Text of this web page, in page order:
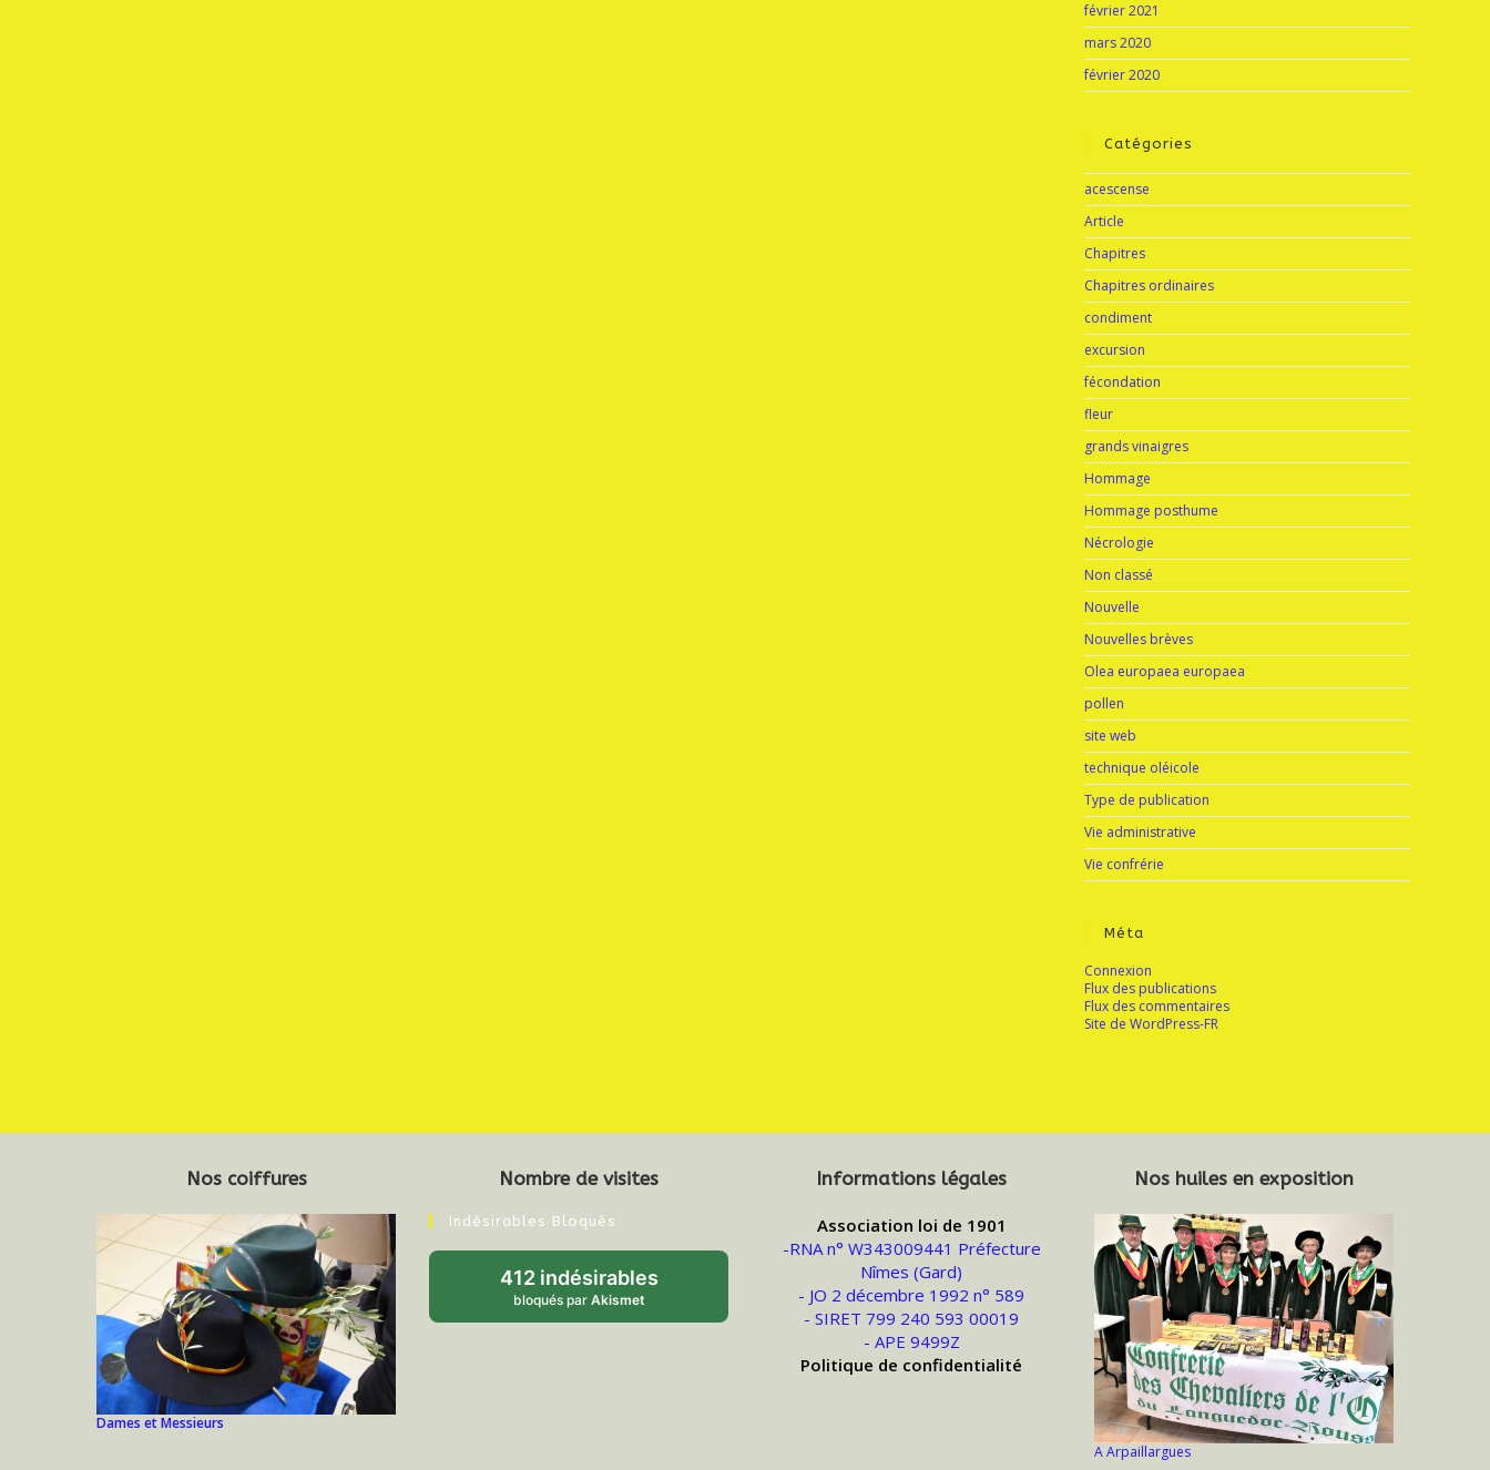
février 2021
mars 2020
février 2020
Catégories
acescense
Article
Chapitres
Chapitres ordinaires
condiment
excursion
fécondation
fleur
grands vinaigres
Hommage
Hommage posthume
Nécrologie
Non classé
Nouvelle
Nouvelles brèves
Olea europaea europaea
pollen
site web
technique oléicole
Type de publication
Vie administrative
Vie confrérie
Méta
Connexion
Flux des publications
Flux des commentaires
Site de WordPress-FR
Nos coiffures
Dames et Messieurs
Nombre de visites
Indésirables Bloqués
412 indésirables
bloqués par Akismet
Informations légales
Association loi de 1901
-RNA n° W343009441 Préfecture
Nîmes (Gard)
- JO 2 décembre 1992 n° 589
- SIRET 799 240 593 00019
- APE 9499Z
Politique de confidentialité
Nos huiles en exposition
A Arpaillargues